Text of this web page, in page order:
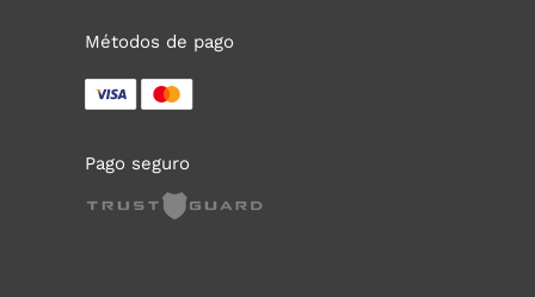
Métodos de pago
Pago seguro